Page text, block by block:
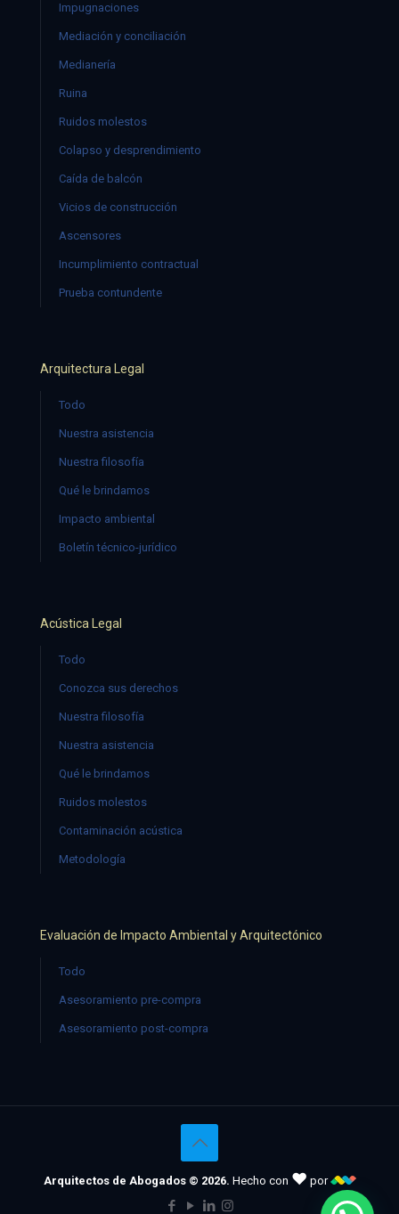
Impugnaciones
Mediación y conciliación
Medianería
Ruina
Ruidos molestos
Colapso y desprendimiento
Caída de balcón
Vicios de construcción
Ascensores
Incumplimiento contractual
Prueba contundente
Arquitectura Legal
Todo
Nuestra asistencia
Nuestra filosofía
Qué le brindamos
Impacto ambiental
Boletín técnico-jurídico
Acústica Legal
Todo
Conozca sus derechos
Nuestra filosofía
Nuestra asistencia
Qué le brindamos
Ruidos molestos
Contaminación acústica
Metodología
Evaluación de Impacto Ambiental y Arquitectónico
Todo
Asesoramiento pre-compra
Asesoramiento post-compra
Arquitectos de Abogados © 2026. Hecho con ♥ por